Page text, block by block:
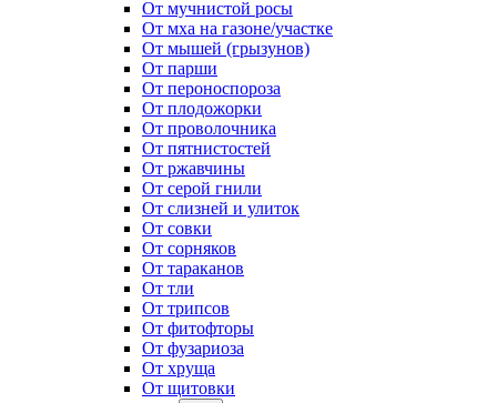
От мучнистой росы
От мха на газоне/участке
От мышей (грызунов)
От парши
От пероноспороза
От плодожорки
От проволочника
От пятнистостей
От ржавчины
От серой гнили
От слизней и улиток
От совки
От сорняков
От тараканов
От тли
От трипсов
От фитофторы
От фузариоза
От хруща
От щитовки